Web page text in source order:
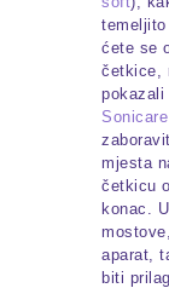
ćete se
četkice,
Sonicare
mjesta
četkicu
konac.
aparat,
biti